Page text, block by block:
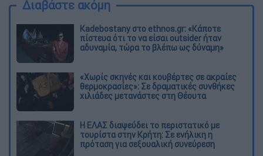
Διαβάστε ακόμη
Kadebostany στο ethnos.gr: «Κάποτε
πίστευα ότι το να είσαι outsider ήταν
αδυναμία, τώρα το βλέπω ως δύναμη»
«Χωρίς σκηνές και κουβέρτες σε ακραίες
θερμοκρασίες»: Σε δραματικές συνθήκες
χιλιάδες μετανάστες στη Θέουτα
Η ΕΛΑΣ διαψεύδει το περιστατικό με
τουρίστα στην Κρήτη: Σε ενήλικη η
πρόταση για σεξουαλική συνεύρεση